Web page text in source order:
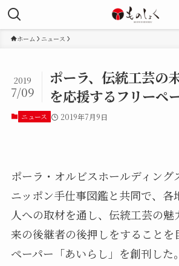
ホーム ニュース
ポーラ、伝統工芸の
を応援するフリーペ
2019
7/09
ニュース 2019年7月9日
ポーラ・オルビスホールディング
ニッポン手仕事図鑑と共同で、各
人への取材を通し、伝統工芸の魅
来の後継者の後押しをすることを
ペーパー「あいらし」を創刊した。